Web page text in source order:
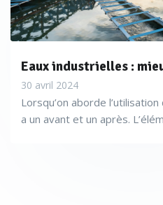
Eaux industrielles :
30 avril 2024
Lorsqu’on aborde
a un avant et un après.